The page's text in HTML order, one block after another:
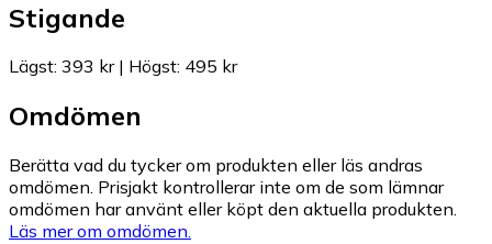
Stigande
Lägst: 393 kr| Högst: 495 kr
Omdömen
Berätta vad du tycker om produkten eller läs andras
omdömen. Prisjakt kontrollerar inte om de som lämnar
omdömen har använt eller köpt den aktuella produkten.
Läs mer om omdömen.